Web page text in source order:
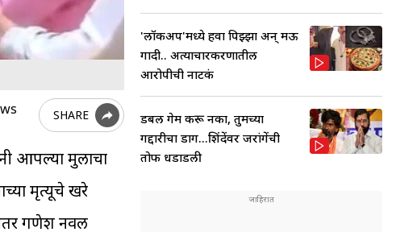
SHARE
आपल्या मुलाचा
मृत्यूचे खरे
गणेश नवल
'लॉकअप'मध्ये हवा पिझ्झा अन् मऊ
गादी.. अत्याचारप्रकरणातील
आरोपीची नाटकं
डबल गेम करू नका, तुमच्या
गद्दारीचा डाग...शिंदेंवर जरांगेंची
तोफ धडाडली